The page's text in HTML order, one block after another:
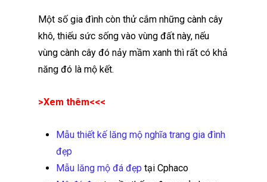
Một số gia đình còn thử cắm những cành cây
khô, thiếu sức sống vào vùng đất này, nếu
vùng cành cây đó nảy mầm xanh thì rất có khả
năng đó là mộ kết.
>Xem thêm<<<
Mẫu thiết kế lăng mộ nghĩa trang gia đình
đẹp
Mẫu lăng mộ đá đẹp tại Cphaco